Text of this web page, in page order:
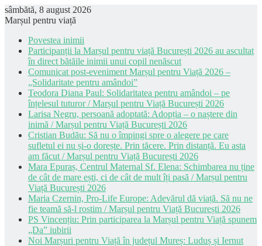
sâmbătă, 8 august 2026
Marșul pentru viață
Povestea inimii
Participanții la Marșul pentru viață București 2026 au ascultat
în direct bătăile inimii unui copil nenăscut
Comunicat post-eveniment Marșul pentru Viață 2026 –
„Solidaritate pentru amândoi”
Teodora Diana Paul: Solidaritatea pentru amândoi – pe
înțelesul tuturor / Marșul pentru Viață București 2026
Larisa Negru, persoană adoptată: Adopția – o naștere din
inimă / Marșul pentru Viață București 2026
Cristian Budău: Să nu o împingi spre o alegere pe care
sufletul ei nu și-o dorește. Prin tăcere. Prin distanță. Eu asta
am făcut / Marșul pentru Viață București 2026
Mara Epuraș, Centrul Maternal Sf. Elena: Schimbarea nu ține
de cât de mare ești, ci de cât de mult îți pasă / Marșul pentru
Viață București 2026
Maria Czernin, Pro-Life Europe: Adevărul dă viață. Să nu ne
fie teamă să-l rostim / Marșul pentru Viață București 2026
PS Vincențiu: Prin participarea la Marșul pentru Viață spunem
„Da” iubirii
Noi Marșuri pentru Viață în județul Mureș: Luduș și Iernut